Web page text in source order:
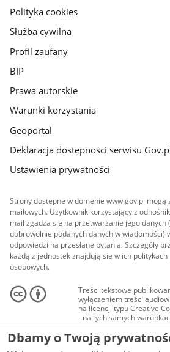
gov.pl
Polityka cookies
Służba cywilna
Profil zaufany
BIP
Prawa autorskie
Warunki korzystania
Geoportal
Deklaracja dostępności serwisu
Ustawienia prywatności
Strony dostępne w domenie www.gov.pl
mailowych. Użytkownik korzystający z
mail zgadza się na przetwarzanie jego danych
dobrowolnie podanych danych w wiadomości)
odpowiedzi na przesłane pytania. Szczegóły
każdą z jednostek znajdują się w ich
osobowych.
Treści tekstowe
wyłączeniem treści
na licencji typu Creative
- na tych samych
Materiały audiowizualne,
audio i wideo, są
Creative Commons:
Dbamy o Twoją